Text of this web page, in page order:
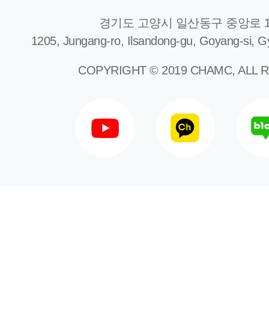
언론보도
로봇수술 500례 달성
언
경기도 고양시 일산동구 중앙로
1205, Jungang-ro, Ilsandong-gu, Goyang-si,
COPYRIGHT © 2019 CHAMC, ALL